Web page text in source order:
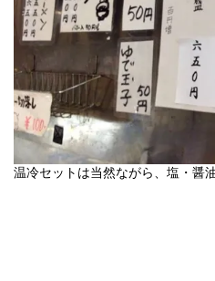
温冷セットは当然ながら、塩・醤